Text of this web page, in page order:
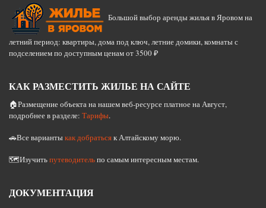
Большой выбор аренды жилья в Яровом на
летний период: квартиры, дома под ключ, летние домики, комнаты с
подселением по доступным ценам от 3500 ₽
КАК РАЗМЕСТИТЬ ЖИЛЬЕ НА САЙТЕ
🏠Размещение объекта на нашем веб-ресурсе платное на Август,
подробнее в разделе: Тарифы.
🚗Все вариантыкак добратьсяк Алтайскому морю.
🗺️Изучитьпутеводительпо самым интересным местам.
ДОКУМЕНТАЦИЯ